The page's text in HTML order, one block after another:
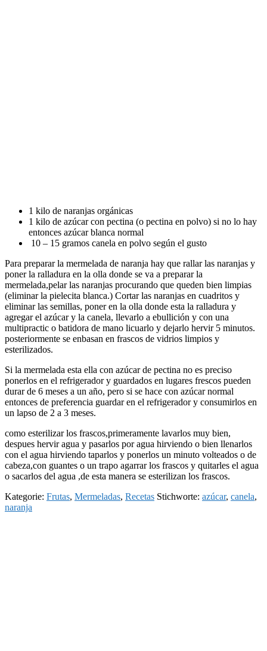
1 kilo de naranjas orgánicas
1 kilo de azúcar con pectina (o pectina en polvo) si no lo hay
entonces azúcar blanca normal
10 – 15 gramos canela en polvo según el gusto
Para preparar la mermelada de naranja hay que rallar las naranjas y
poner la ralladura en la olla donde se va a preparar la
mermelada,pelar las naranjas procurando que queden bien limpias
(eliminar la pielecita blanca.) Cortar las naranjas en cuadritos y
eliminar las semillas, poner en la olla donde esta la ralladura y
agregar el azúcar y la canela, llevarlo a ebullición y con una
multipractic o batidora de mano licuarlo y dejarlo hervir 5 minutos.
posteriormente se enbasan en frascos de vidrios limpios y
esterilizados.
Si la mermelada esta ella con azúcar de pectina no es preciso
ponerlos en el refrigerador y guardados en lugares frescos pueden
durar de 6 meses a un año, pero si se hace con azúcar normal
entonces de preferencia guardar en el refrigerador y consumirlos en
un lapso de 2 a 3 meses.
como esterilizar los frascos,primeramente lavarlos muy bien,
despues hervir agua y pasarlos por agua hirviendo o bien llenarlos
con el agua hirviendo taparlos y ponerlos un minuto volteados o de
cabeza,con guantes o un trapo agarrar los frascos y quitarles el agua
o sacarlos del agua ,de esta manera se esterilizan los frascos.
Kategorie: Frutas, Mermeladas, Recetas Stichworte: azúcar, canela,
naranja